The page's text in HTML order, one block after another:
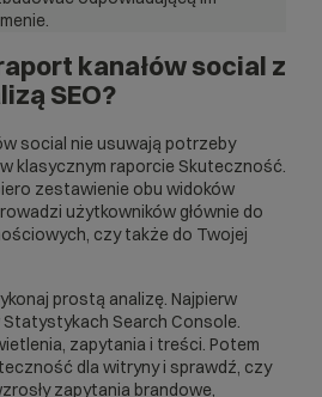
kanałów social z
SEO?
social nie usuwają potrzeby
klasycznym raporcie Skuteczność.
zestawienie obu widoków
użytkowników głównie do
czy także do Twojej
prostą analizę. Najpierw
Statystykach Search Console.
zapytania i treści. Potem
dla witryny i sprawdź, czy
zapytania brandowe,